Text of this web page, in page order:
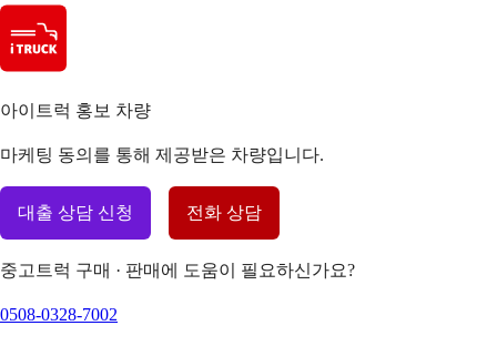
아이트럭 홍보 차량
마케팅 동의를 통해 제공받은 차량입니다.
대출 상담 신청 전화 상담
중고트럭 구매 · 판매에 도움이 필요하신가요?
0508-0328-7002